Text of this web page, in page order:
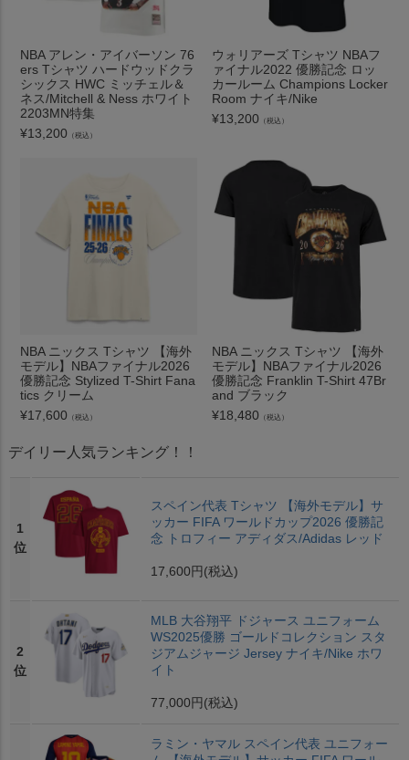
NBA アレン・アイバーソン 76
ers Tシャツ ハードウッドクラ
シックス HWC ミッチェル＆
ネス/Mitchell & Ness ホワイト
2203MN特集
¥13,200 （税込）
ウォリアーズ Tシャツ NBAフ
ァイナル2022 優勝記念 ロッ
カールーム Champions Locker
Room ナイキ/Nike
¥13,200 （税込）
NBA ニックス Tシャツ 【海外
モデル】NBAファイナル2026
優勝記念 Stylized T-Shirt Fana
tics クリーム
¥17,600 （税込）
NBA ニックス Tシャツ 【海外
モデル】NBAファイナル2026
優勝記念 Franklin T-Shirt 47Br
and ブラック
¥18,480 （税込）
デイリー人気ランキング！！
1
位
スペイン代表 Tシャツ 【海外モデル】サ
ッカー FIFA ワールドカップ2026 優勝記
念 トロフィー アディダス/Adidas レッド
17,600円 (税込)
2
位
MLB 大谷翔平 ドジャース ユニフォーム
WS2025優勝 ゴールドコレクション スタ
ジアムジャージ Jersey ナイキ/Nike ホワ
イト
77,000円 (税込)
ラミン・ヤマル スペイン代表 ユニフォー